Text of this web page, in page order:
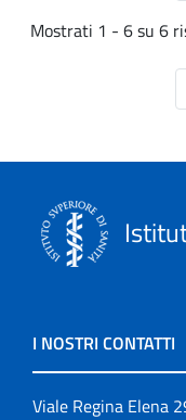
Mostrati 1 - 6 su 6
I NOSTRI CONTATTI
Viale Regina Elena